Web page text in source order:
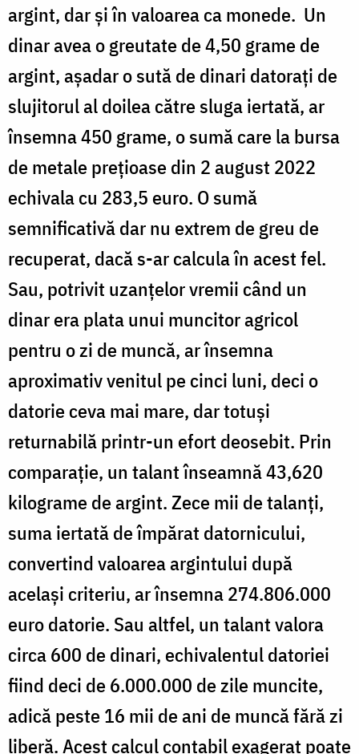
argint, dar și în valoarea ca monede. Un
dinar avea o greutate de 4,50 grame de
argint, așadar o sută de dinari datorați de
slujitorul al doilea către sluga iertată, ar
însemna 450 grame, o sumă care la bursa
de metale prețioase din 2 august 2022
echivala cu 283,5 euro. O sumă
semnificativă dar nu extrem de greu de
recuperat, dacă s-ar calcula în acest fel.
Sau, potrivit uzanțelor vremii când un
dinar era plata unui muncitor agricol
pentru o zi de muncă, ar însemna
aproximativ venitul pe cinci luni, deci o
datorie ceva mai mare, dar totuși
returnabilă printr-un efort deosebit. Prin
comparație, un talant înseamnă 43,620
kilograme de argint. Zece mii de talanți,
suma iertată de împărat datornicului,
convertind valoarea argintului după
același criteriu, ar însemna 274.806.000
euro datorie. Sau altfel, un talant valora
circa 600 de dinari, echivalentul datoriei
fiind deci de 6.000.000 de zile muncite,
adică peste 16 mii de ani de muncă fără zi
liberă. Acest calcul contabil exagerat poate